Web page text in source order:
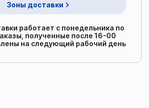
Зоны доставки
работает с понедельника по
полученные после 16-00
на следующий рабочий день